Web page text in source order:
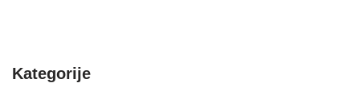
Kategorije